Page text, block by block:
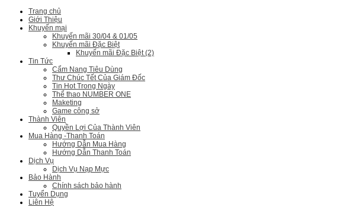
Trang chủ
Giới Thiệu
Khuyến mại
Khuyến mãi 30/04 & 01/05
Khuyến mãi Đặc Biệt
Khuyến mãi Đặc Biệt (2)
Tin Tức
Cẩm Nang Tiêu Dùng
Thư Chúc Tết Của Giám Đốc
Tin Hot Trong Ngày
Thể thao NUMBER ONE
Maketing
Game công sở
Thành Viên
Quyền Lợi Của Thành Viên
Mua Hàng -Thanh Toán
Hướng Dẫn Mua Hàng
Hướng Dẫn Thanh Toán
Dịch Vụ
Dịch Vụ Nạp Mực
Bảo Hành
Chính sách bảo hành
Tuyển Dụng
Liên Hệ